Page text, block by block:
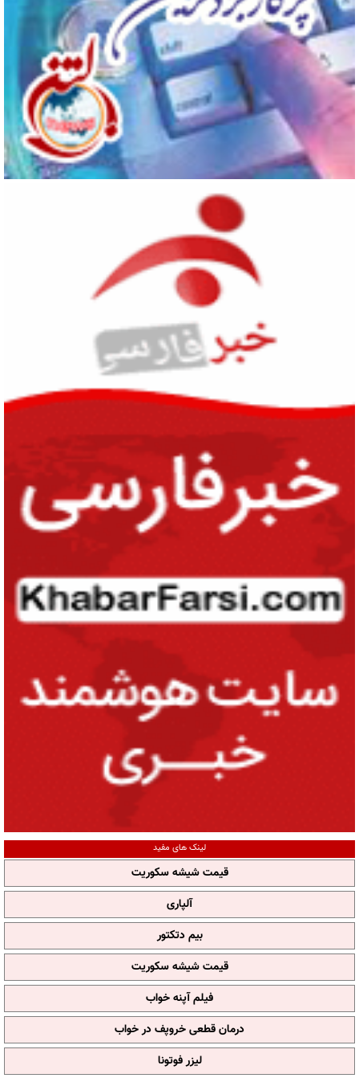
لینک های مفید
قیمت شیشه سکوریت
آلپاری
بیم دتکتور
قیمت شیشه سکوریت
فیلم آپنه خواب
درمان قطعی خروپف در خواب
لیزر فوتونا